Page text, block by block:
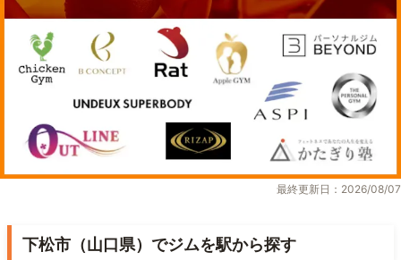
最終更新日：2026/08/07
下松市（山口県）でジムを駅から探す